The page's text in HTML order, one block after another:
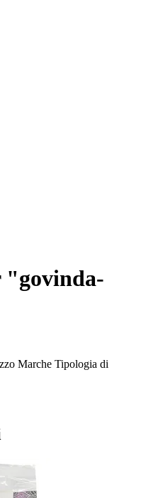
"govinda-
Marche Tipologia di